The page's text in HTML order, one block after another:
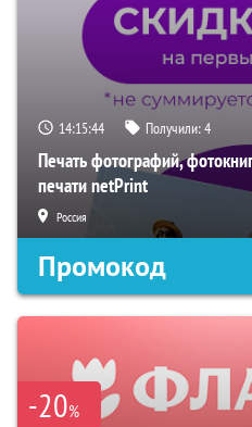
14:15:44 Получили:4
Печать фотографий,
печати netPrint
Россия
Промокод
-20%